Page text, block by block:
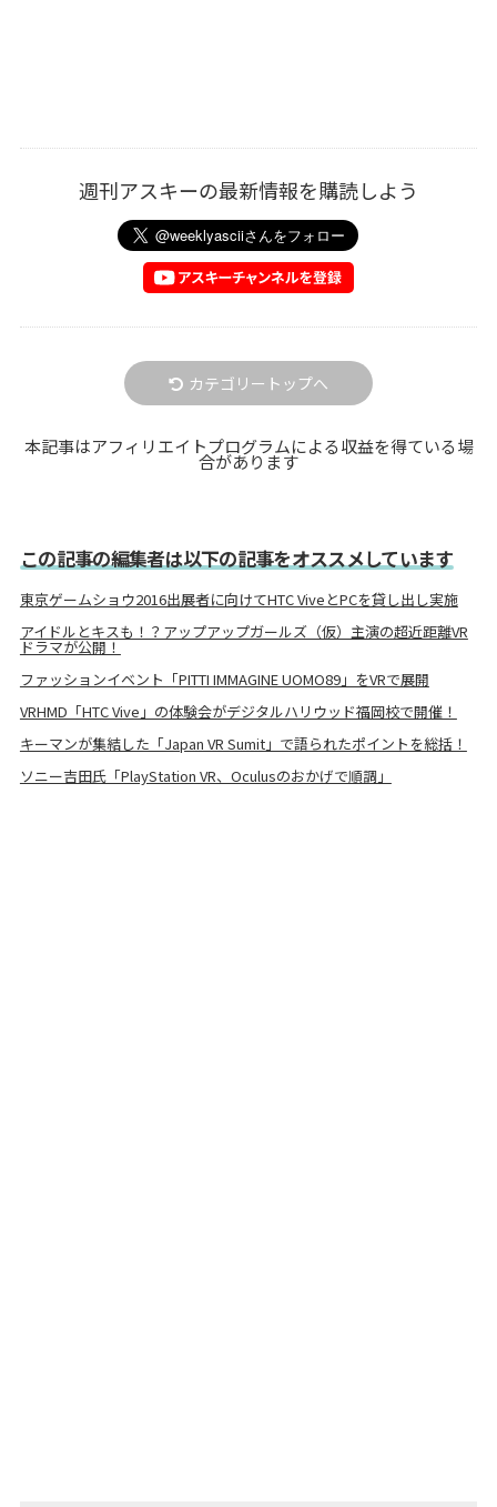
週刊アスキーの最新情報を購読しよう
カテゴリートップへ
本記事はアフィリエイトプログラムによる収益を得ている場
合があります
この記事の編集者は以下の記事をオススメしています
東京ゲームショウ2016出展者に向けてHTC ViveとPCを貸し出し実施
アイドルとキスも！？アップアップガールズ（仮）主演の超近距離VR
ドラマが公開！
ファッションイベント「PITTI IMMAGINE UOMO89」をVRで展開
VRHMD「HTC Vive」の体験会がデジタルハリウッド福岡校で開催！
キーマンが集結した「Japan VR Sumit」で語られたポイントを総括！
ソニー吉田氏「PlayStation VR、Oculusのおかげで順調」